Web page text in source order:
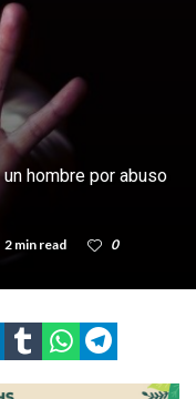
posibles lluvias intensas
hombre por abuso
2 min read 0